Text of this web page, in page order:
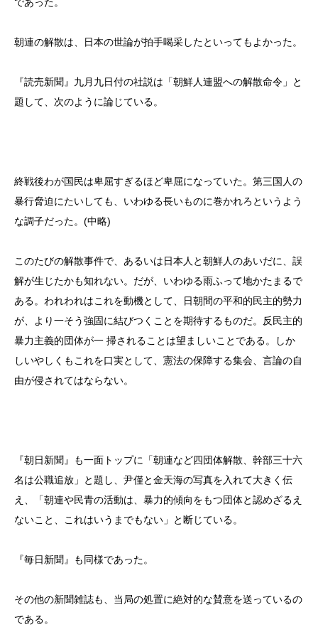
朝連の解散は、日本の世論が拍手喝采したといってもよかった。
『読売新聞』九月九日付の社説は「朝鮮人連盟への解散命令」と
題して、次のように論じている。
終戦後わが国民は卑屈すぎるほど卑屈になっていた。第三国人の
暴行脅迫にたいしても、いわゆる長いものに巻かれろというよう
な調子だった。(中略)
このたびの解散事件で、あるいは日本人と朝鮮人のあいだに、誤
解が生じたかも知れない。だが、いわゆる雨ふって地かたまるで
ある。われわれはこれを動機として、日朝間の平和的民主的勢力
が、より一そう強固に結びつくことを期待するものだ。反民主的
暴力主義的団体が一 掃されることは望ましいことである。しか
しいやしくもこれを口実として、憲法の保障する集会、言論の自
由が侵されてはならない。
『朝日新聞』も一面トップに「朝連など四団体解散、幹部三十六
名は公職追放」と題し、尹僅と金天海の写真を入れて大きく伝
え、「朝連や民青の活動は、暴力的傾向をもつ団体と認めざるえ
ないこと、これはいうまでもない」と断じている。
『毎日新聞』も同様であった。
その他の新聞雑誌も、当局の処置に絶対的な賛意を送っているの
である。